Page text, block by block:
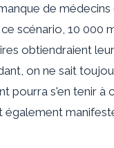
de médecins
scénario, 10 000
obtiendraient
on ne sait
pourra s'en tenir à
également